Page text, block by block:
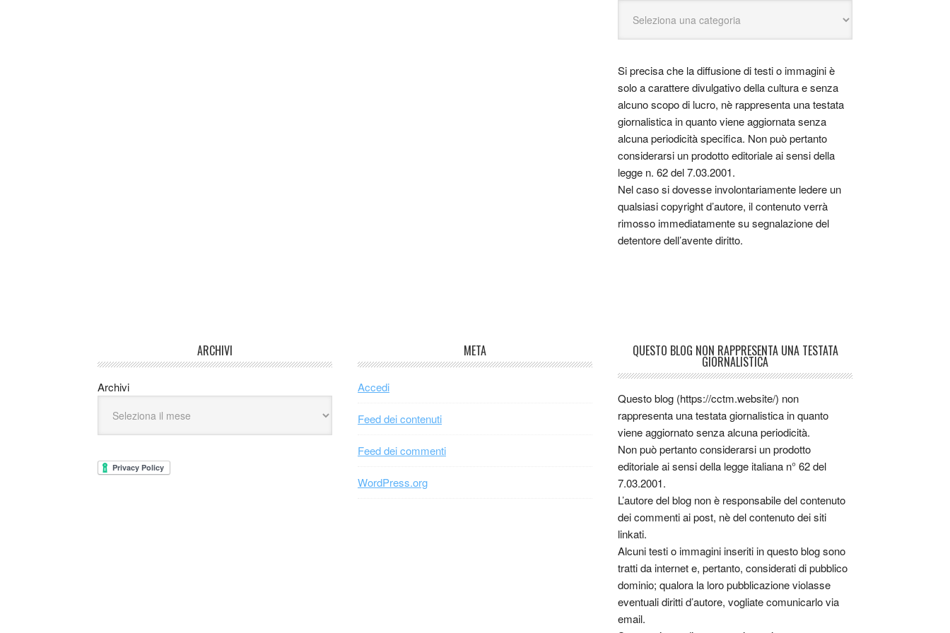
Si precisa che la diffusione di testi o immagini è
solo a carattere divulgativo della cultura e senza
alcuno scopo di lucro, nè rappresenta una testata
giornalistica in quanto viene aggiornata senza
alcuna periodicità specifica. Non può pertanto
considerarsi un prodotto editoriale ai sensi della
legge n. 62 del 7.03.2001.
Nel caso si dovesse involontariamente ledere un
qualsiasi copyright d’autore, il contenuto verrà
rimosso immediatamente su segnalazione del
detentore dell’avente diritto.
ARCHIVI
Archivi
META
Accedi
Feed dei contenuti
Feed dei commenti
WordPress.org
QUESTO BLOG NON RAPPRESENTA UNA TESTATA
GIORNALISTICA
Questo blog (https://cctm.website/) non
rappresenta una testata giornalistica in quanto
viene aggiornato senza alcuna periodicità.
Non può pertanto considerarsi un prodotto
editoriale ai sensi della legge italiana n° 62 del
7.03.2001.
L’autore del blog non è responsabile del contenuto
dei commenti ai post, nè del contenuto dei siti
linkati.
Alcuni testi o immagini inseriti in questo blog sono
tratti da internet e, pertanto, considerati di pubblico
dominio; qualora la loro pubblicazione violasse
eventuali diritti d’autore, vogliate comunicarlo via
email.